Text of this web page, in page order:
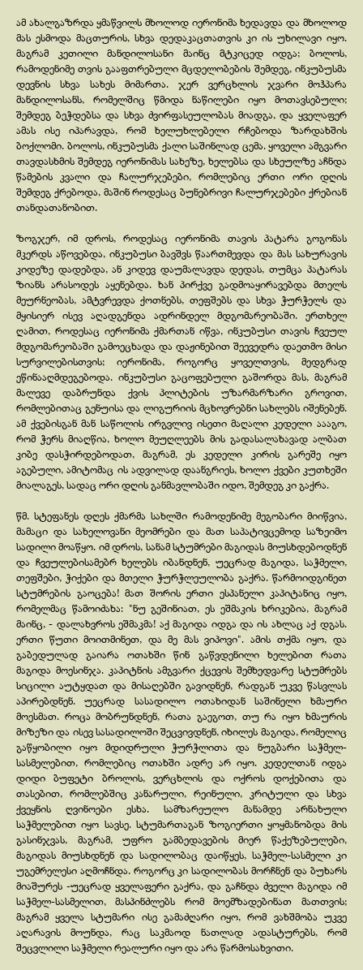
ამ ახალგაზრდა ყმაწვილს მხოლოდ იერონიმა ხედავდა და მხოლოდ
მას ესმოდა მაცთურის, სხვა დედაკაცთათვის კი ის უხილავი იყო.
მაგრამ კეთილი მანდილოსანი მაინც მტკიცედ იდგა; ბოლოს,
რამოდენიმე თვის გააფთრებული მცდელობების შემდეგ, ინკუბუსმა
დევნის სხვა სახეს მიმართა. ჯერ ვერცხლის ჯვარი მოჰპარა
მანდილოსანს, რომელშიც წმიდა ნაწილები იყო მოთავსებული;
შემდეგ ბეჭდებსა და სხვა ძვირფასეულობას მიადგა, და ყველაფერ
ამას ისე იპარავდა, რომ ხელუხლებელი რჩებოდა ზარდახშის
ბოქლომი. ბოლოს, ინკუბუსმა ქალი საშინლად ცემა. ყოველი ამგვარი
თავდასხმის შემდეგ იერონიმას სახეზე, ხელებსა და სხეულზე აჩნდა
წამების კვალი და ჩალურჯებები, რომლებიც ერთი ორი დღის
შემდეგ ქრებოდა, მაშინ როდესაც ბუნებრივი ჩალურჯებები ქრებიან
თანდათანობით.
ზოგჯერ, იმ დროს, როდესაც იერონიმა თავის პატარა გოგონას
მკერდს აწოვებდა, ინკუბუსი ბავშვს წაართმევდა და მას სახურავის
კიდეზე დადებდა, ან კიდევ დაუმალავდა დედას, თუმცა პატარას
ზიანს არასოდეს აყენებდა. ხან პირქვე გადმოაყირავებდა მთელს
მეურნეობას, ამტვრევდა ქოთნებს, თეფშებს და სხვა ჭურჭელს და
მყისიერ ისევ აღადგენდა ადრინდელ მდგომარეობაში. ერთხელ
ღამით, როდესაც იერონიმა ქმართან იწვა, ინკუბუსი თავის ჩვეულ
მდგომარეობაში გამოეცხადა და დაჟინებით შეევედრა დაეთმო მისი
სურვილებისთვის; იერონიმა, როგორც ყოველთვის, მედგრად
ეწინააღმდეგებოდა. ინკუბუსი გაცოფებული გაშორდა მას, მაგრამ
მალევე დაბრუნდა ქვის პლიტების უზარმარზარი გროვით,
რომლებითაც გენუისა და ლიგურიის მცხოვრებნი სახლებს იშენებენ.
ამ ქვებისგან მან საწოლის ირგვლივ ისეთი მაღალი კედელი აააგო,
რომ ჭერს მიაღწია, ხოლო მეუღლეებს მის გადასალახავად ალბათ
კიბე დასჭირდებოდათ, მაგრამ, ეს კედელი კირის გარეშე იყო
აგებული, ამიტომაც ის ადვილად დაანგრიეს, ხოლო ქვები კუთხეში
მიალაგეს, სადაც ორი დღის განმავლობაში იდო, შემდეგ კი გაქრა.
წმ. სტეფანეს დღეს ქმარმა სახლში რამოდენიმე მეგობარი მიიწვია,
მამაცი და სახელოვანი მეომრები და მათ საპატივცემოდ საზეიმო
სადილი მოაწყო. იმ დროს, სანამ სტუმრები მაგიდას მიუსხდებოდნენ
და ჩვეულებისამებრ ხელებს იბანდნენ, უეცრად მაგიდა, საჭმელი,
თეფშები, ჭიქები და მთელი ჭურჭლეულობა გაქრა. წარმოიდგინეთ
სტუმრების გაოცება! მათ შორის ერთი ესპანელი კაპიტანიც იყო,
რომელმაც წამოიძახა: "ნუ გეშინიათ, ეს ეშმაკის ხრიკებია, მაგრამ
მაინც, - დალახვროს ეშმაკმა! აქ მაგიდა იდგა და ის ახლაც აქ დგას.
ერთი წუთი მოითმინეთ, და მე მას ვიპოვი". ამის თქმა იყო, და
გაბედულად გაიარა ოთახში წინ გაწვდენილი ხელებით რათა
მაგიდა მოესინჯა. კაპიტნის ამგვარი ქცევის შემხედვარე სტუმრებს
სიცილი აუტყდათ და მისაღებში გავიდნენ, რადგან უკვე წასვლას
აპირებდნენ. უეცრად სასადილო ოთახიდან საშინელი ხმაური
მოესმათ. როცა მობრუნდნენ, რათა გაეგოთ, თუ რა იყო ხმაურის
მიზეზი და ისევ სასადილოში შეცვივდნენ, იხილეს მაგიდა, რომელიც
გაწყობილი იყო მდიდრული ჭურჭლითა და ნუგბარი საჭმელ-
სასმელებით, რომლებიც ოთახში ადრე არ იყო. კედელთან იდგა
დიდი ბუფეტი ბროლის, ვერცხლის და ოქროს დოქებითა და
თასებით, რომლებშიც კანარული, რეინული, კრიტული და სხვა
ქვეყნის ღვინოები ესხა. სამზარეულო მანამდე არნახული
საჭმელებით იყო სავსე. სტუმართაგან ზოგიერთი ყოყმანობდა მის
გასინჯვას, მაგრამ, უფრო გამბედავების მიერ წაქეზებულები,
მაგიდას მიუსხდნენ და სადილობაც დაიწყეს, საჭმელ-სასმელი კი
უგემრელესი აღმოჩნდა. როგორც კი სადილობას მორჩნენ და ბუხარს
მიაშურეს -უეცრად ყველაფერი გაქრა, და გაჩნდა ძველი მაგიდა იმ
საჭმელ-სასმელით, მასპინძლებს რომ მოემზადებინათ მათთვის;
მაგრამ ყველა სტუმარი ისე გამაძღარი იყო, რომ ვახშმობა უკვე
აღარავის მოუნდა, რაც საკმაოდ ნათლად ადასტურებს, რომ
შეცვლილი საჭმელი რეალური იყო და არა წარმოსახვითი.